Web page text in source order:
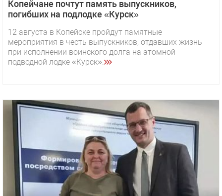
Копейчане почтут память выпускников,
погибших на подлодке «Курск»
12 августа в Копейске пройдут памятные
мероприятия в честь выпускников, отдавших жизнь
при исполнении воинского долга на атомной
подводной лодке «Курск».